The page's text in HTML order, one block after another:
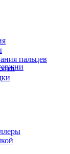
пальцев